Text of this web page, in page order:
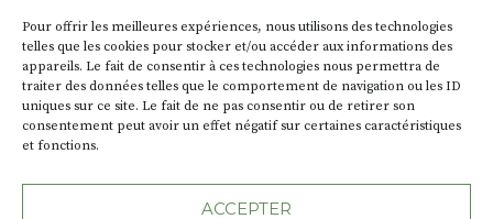
Pour offrir les meilleures expériences, nous utilisons des technologies
telles que les cookies pour stocker et/ou accéder aux informations des
appareils. Le fait de consentir à ces technologies nous permettra de
traiter des données telles que le comportement de navigation ou les ID
uniques sur ce site. Le fait de ne pas consentir ou de retirer son
consentement peut avoir un effet négatif sur certaines caractéristiques
et fonctions.
ACCEPTER
et 1er novembre).
d’autres activités culturelles de
la Petite Cité de Caractère. Par
exemple, l’installationCochon
Charbons’inscrit comme en
« off » du festival d’Auzon 2026
SA D’où vient le nom :Fumoir?
Suivez toute l'actu de Strada